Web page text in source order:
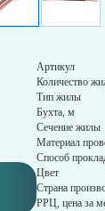
Артикул
Количество
Тип жилы
Бухта, м
Сечение жилы
Материал
Способ
Цвет
Страна
РРЦ, цена за